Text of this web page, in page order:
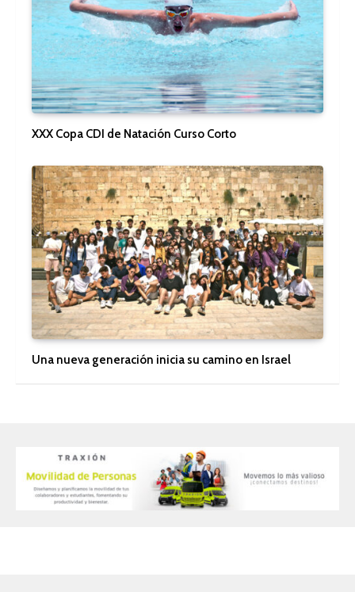
XXX Copa CDI de Natación Curso Corto
Una nueva generación inicia su camino en Israel